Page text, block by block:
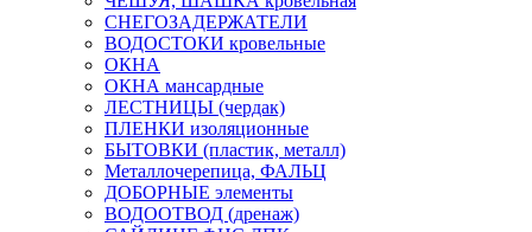
СНЕГОЗАДЕРЖАТЕЛИ
ВОДОСТОКИ кровельные
ОКНА
ОКНА мансардные
ЛЕСТНИЦЫ (чердак)
ПЛЕНКИ изоляционные
БЫТОВКИ (пластик, металл)
Металлочерепица, ФАЛЬЦ
ДОБОРНЫЕ элементы
ВОДООТВОД (дренаж)